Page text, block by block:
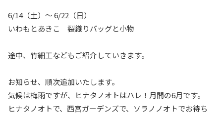
6/14（土）〜 6/22（日）
いわもとあきこ 裂織りバッグと小物
途中、竹細工などもご紹介していきます。
お知らせ、順次追加いたします。
気候は梅雨ですが、ヒナタノオトはハレ！月間の6月です。
ヒナタノオトで、西宮ガーデンズで、ソラノノオトでお待ち